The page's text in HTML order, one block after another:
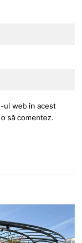
ul web în acest
să comentez.